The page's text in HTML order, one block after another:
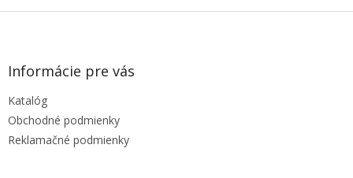
Z
Informácie pre vás
Katalóg
Obchodné podmienky
Reklamačné podmienky